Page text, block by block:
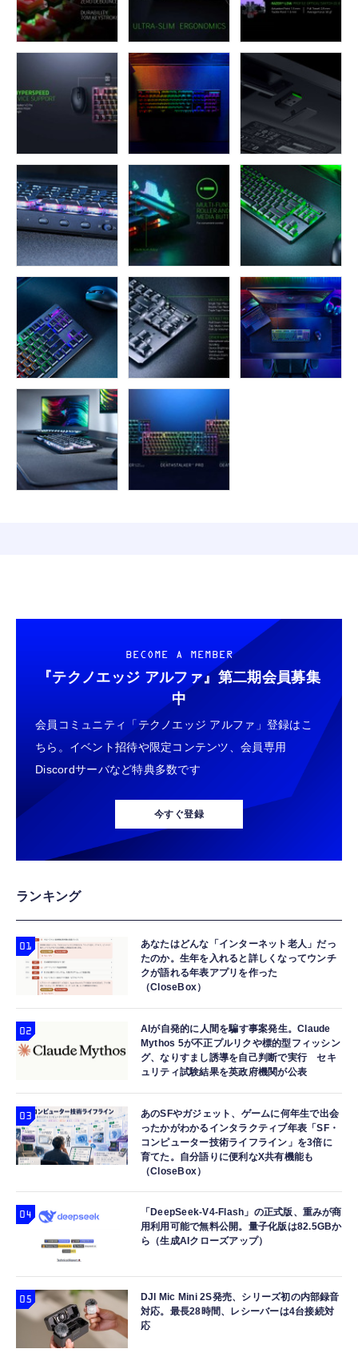
BECOME A MEMBER
『テクノエッジ アルファ』 第二期会員募集
中
会員コミュニティ「テクノエッジ アルファ」登録はこ
ちら。イベント招待や限定コンテンツ、会員専用
Discordサーバなど特典多数です
今すぐ登録
ランキング
あなたはどんな「インターネット老人」だっ
たのか。生年を入れると詳しくなってウンチ
クが語れる年表アプリを作った
（CloseBox）
AIが自発的に人間を騙す事案発生。Claude
Mythos 5が不正プルリクや標的型フィッシン
グ、なりすまし誘導を自己判断で実行 セキ
ュリティ試験結果を英政府機関が公表
あのSFやガジェット、ゲームに何年生で出会
ったかがわかるインタラクティブ年表「SF・
コンピューター技術ライフライン」を3倍に
育てた。自分語りに便利なX共有機能も
（CloseBox）
「DeepSeek-V4-Flash」の正式版、重みが商
用利用可能で無料公開。量子化版は82.5GBか
ら（生成AIクローズアップ）
DJI Mic Mini 2S発売、シリーズ初の内部録音
対応。最長28時間、レシーバーは4台接続対
応